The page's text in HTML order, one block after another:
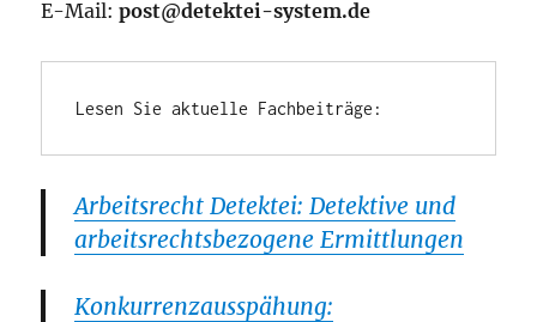
E-Mail:post@detektei-system.de
Lesen Sie aktuelle Fachbeiträge:
Arbeitsrecht Detektei: Detektive und
arbeitsrechtsbezogene Ermittlungen
Konkurrenzausspähung: